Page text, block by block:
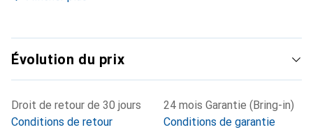
Évolution du prix
Droit de retour de 30 jours
Conditions de retour
24 mois Garantie (Bring-in)
Conditions de garantie